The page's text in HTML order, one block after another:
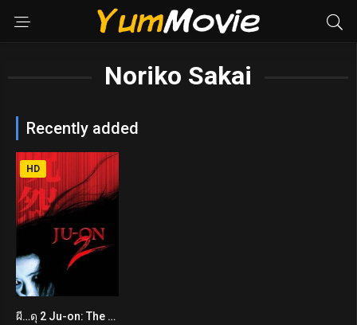
Noriko Sakai
Recently added
6.3
HD
ผี…ดุ 2 Ju-on: The Grudge 2 (2003)